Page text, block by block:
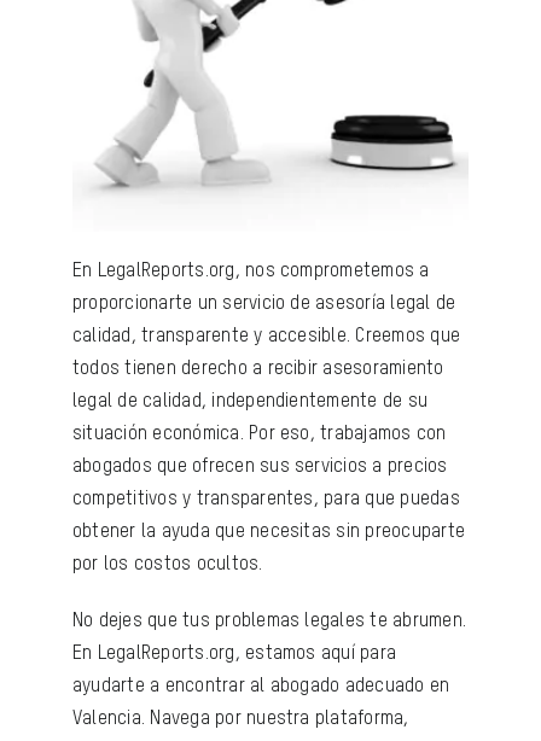
En LegalReports.org, nos comprometemos a
proporcionarte un servicio de asesoría legal de
calidad, transparente y accesible. Creemos que
todos tienen derecho a recibir asesoramiento
legal de calidad, independientemente de su
situación económica. Por eso, trabajamos con
abogados que ofrecen sus servicios a precios
competitivos y transparentes, para que puedas
obtener la ayuda que necesitas sin preocuparte
por los costos ocultos.
No dejes que tus problemas legales te abrumen.
En LegalReports.org, estamos aquí para
ayudarte a encontrar al abogado adecuado en
Valencia. Navega por nuestra plataforma,